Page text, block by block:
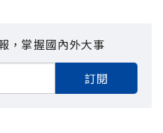
，掌握國內外大事
訂閱